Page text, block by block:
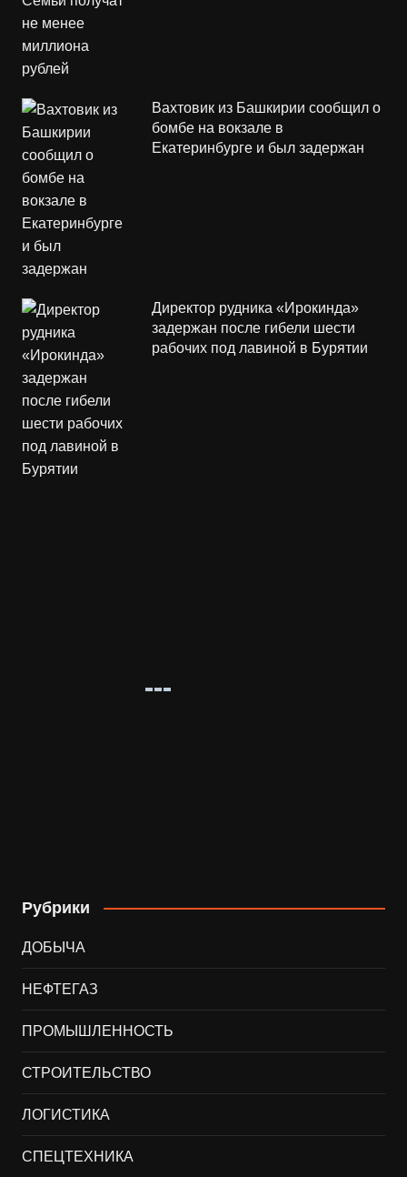
Вахтовик из Башкирии сообщил о
бомбе на вокзале в
Екатеринбурге и был задержан
Директор рудника «Ирокинда»
задержан после гибели шести
рабочих под лавиной в Бурятии
Рубрики
ДОБЫЧА
НЕФТЕГАЗ
ПРОМЫШЛЕННОСТЬ
СТРОИТЕЛЬСТВО
ЛОГИСТИКА
СПЕЦТЕХНИКА